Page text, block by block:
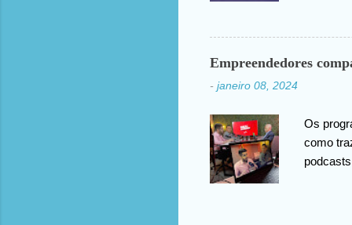
público
novas
nossas
Empreendedores
- janeiro 08, 2024
Os
como